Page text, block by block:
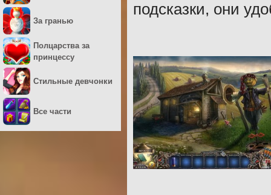
подсказки, они
За гранью
Полцарства за
принцессу
Стильные девчонки
Все части